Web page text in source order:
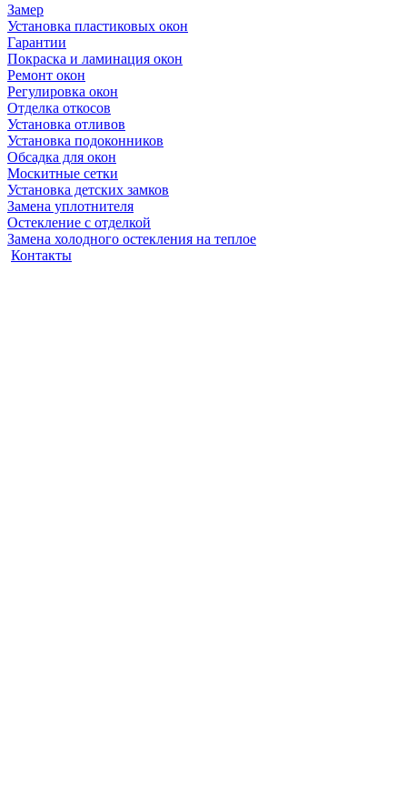
Замер
Установка пластиковых окон
Гарантии
Покраска и ламинация окон
Ремонт окон
Регулировка окон
Отделка откосов
Установка отливов
Установка подоконников
Обсадка для окон
Москитные сетки
Установка детских замков
Замена уплотнителя
Остекление с отделкой
Замена холодного остекления на теплое
Контакты